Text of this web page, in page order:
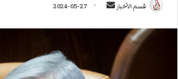
قسم الأخبار
ب
2024-05-27